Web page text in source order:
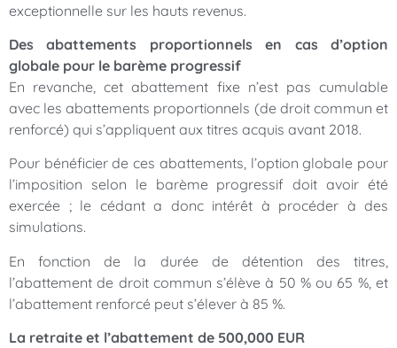
exceptionnelle sur les hauts revenus.
Des abattements proportionnels en cas d’option
globale pour le barème progressif
En revanche, cet abattement fixe n’est pas cumulable
avec les abattements proportionnels (de droit commun et
renforcé) qui s’appliquent aux titres acquis avant 2018.
Pour bénéficier de ces abattements, l’option globale pour
l’imposition selon le barème progressif doit avoir été
exercée ; le cédant a donc intérêt à procéder à des
simulations.
En fonction de la durée de détention des titres,
l’abattement de droit commun s’élève à 50 % ou 65 %, et
l’abattement renforcé peut s’élever à 85 %.
La retraite et l’abattement de 500,000 EUR